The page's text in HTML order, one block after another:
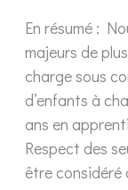
En résumé :
majeurs de
charge sous
d’enfants à
ans en
Respect des
être considéré